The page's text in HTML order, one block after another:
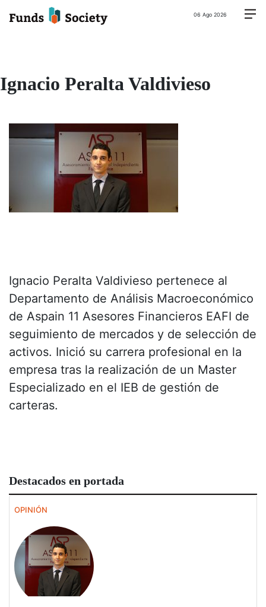
06 Ago 2026
Ignacio Peralta Valdivieso
Ignacio Peralta Valdivieso pertenece al
Departamento de Análisis Macroeconómico
de Aspain 11 Asesores Financieros EAFI de
seguimiento de mercados y de selección de
activos. Inició su carrera profesional en la
empresa tras la realización de un Master
Especializado en el IEB de gestión de
carteras.
Destacados en portada
OPINIÓN